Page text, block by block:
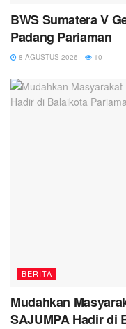
BWS Sumatera V
Padang Pariaman
8 AGUSTUS 2026 10
BERITA
Mudahkan
SAJUMPA Hadir di